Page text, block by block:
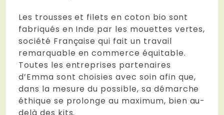
Les trousses et filets en coton bio sont
fabriqués en Inde par les mouettes vertes,
société Française qui fait un travail
remarquable en commerce équitable.
Toutes les entreprises partenaires
d’Emma sont choisies avec soin afin que,
dans la mesure du possible, sa démarche
éthique se prolonge au maximum, bien au-